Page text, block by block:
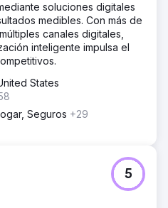
soluciones digitales
medibles. Con más de
canales digitales,
inteligente impulsa el
States
Seguros +29
5